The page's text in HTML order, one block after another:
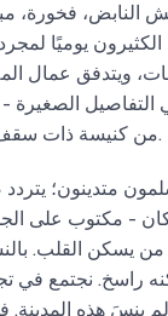
النابض، فخورة،
يوميًا
ويتدفق عمال
التفاصيل
من كنيسة ذات سقف من الصفيح، ودعاء يُهمس وسط الفوضى.
متدينون؛
- مكتوب على
القلب.
راسخ. نجتمع في
لم ينسَ هذه